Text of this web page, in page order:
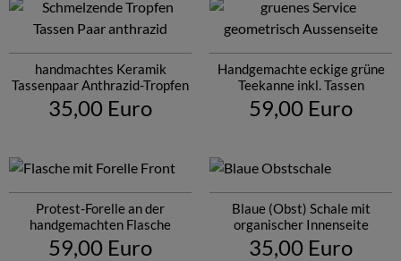
handmachtes Keramik
Tassenpaar Anthrazid-Tropfen
35,00 Euro
Handgemachte eckige grüne
Teekanne inkl. Tassen
59,00 Euro
Protest-Forelle an der
handgemachten Flasche
59,00 Euro
Blaue (Obst) Schale mit
organischer Innenseite
35,00 Euro